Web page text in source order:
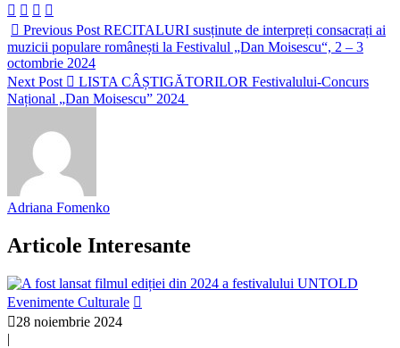
Previous Post RECITALURI susținute de interpreți consacrați ai
muzicii populare românești la Festivalul „Dan Moisescu“, 2 – 3
octombrie 2024
Next Post
LISTA CÂȘTIGĂTORILOR Festivalului-Concurs
Național „Dan Moisescu” 2024
Adriana Fomenko
Articole Interesante
Evenimente Culturale
28 noiembrie 2024
|